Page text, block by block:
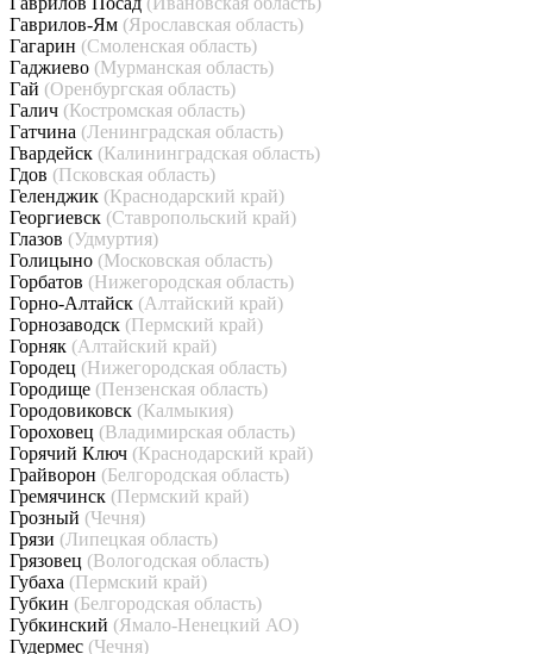
Гаврилов-Ям (Ярославская область)
Гагарин (Смоленская область)
Гаджиево (Мурманская область)
Гай (Оренбургская область)
Галич (Костромская область)
Гатчина (Ленинградская область)
Гвардейск (Калининградская область)
Гдов (Псковская область)
Геленджик (Краснодарский край)
Георгиевск (Ставропольский край)
Глазов (Удмуртия)
Голицыно (Московская область)
Горбатов (Нижегородская область)
Горно-Алтайск (Алтайский край)
Горнозаводск (Пермский край)
Горняк (Алтайский край)
Городец (Нижегородская область)
Городище (Пензенская область)
Городовиковск (Калмыкия)
Гороховец (Владимирская область)
Горячий Ключ (Краснодарский край)
Грайворон (Белгородская область)
Гремячинск (Пермский край)
Грозный (Чечня)
Грязи (Липецкая область)
Грязовец (Вологодская область)
Губаха (Пермский край)
Губкин (Белгородская область)
Губкинский (Ямало-Ненецкий АО)
Гудермес (Чечня)